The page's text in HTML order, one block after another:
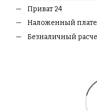
Приват 24
Наложенный
Безналичный